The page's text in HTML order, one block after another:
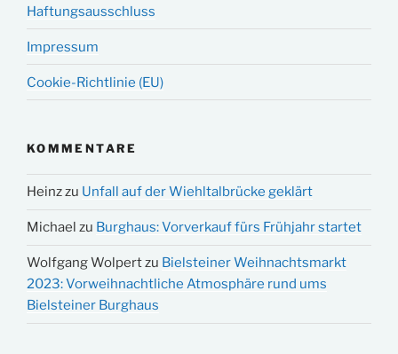
Haftungsausschluss
Impressum
Cookie-Richtlinie (EU)
KOMMENTARE
Heinzzu Unfall auf der Wiehltalbrücke geklärt
Michael zu Burghaus: Vorverkauf fürs Frühjahr startet
Wolfgang Wolpertzu Bielsteiner Weihnachtsmarkt
2023: Vorweihnachtliche Atmosphäre rund ums
Bielsteiner Burghaus